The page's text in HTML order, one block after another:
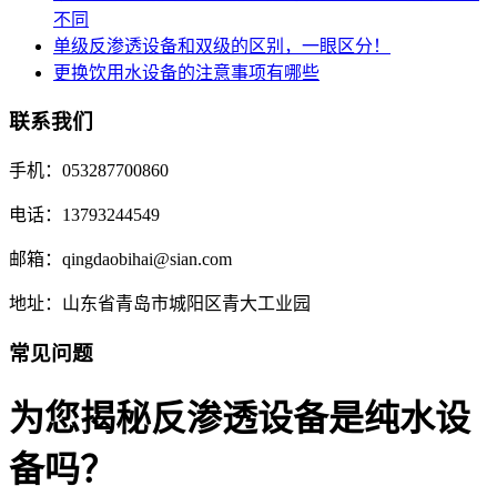
不同
单级反渗透设备和双级的区别，一眼区分！
更换饮用水设备的注意事项有哪些
联系我们
手机：053287700860
电话：13793244549
邮箱：qingdaobihai@sian.com
地址：山东省青岛市城阳区青大工业园
常见问题
为您揭秘反渗透设备是纯水设
备吗？